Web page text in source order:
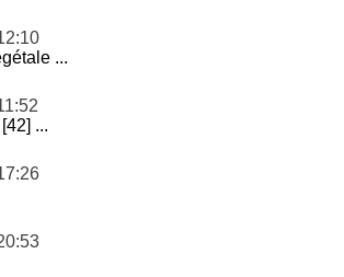
...
...